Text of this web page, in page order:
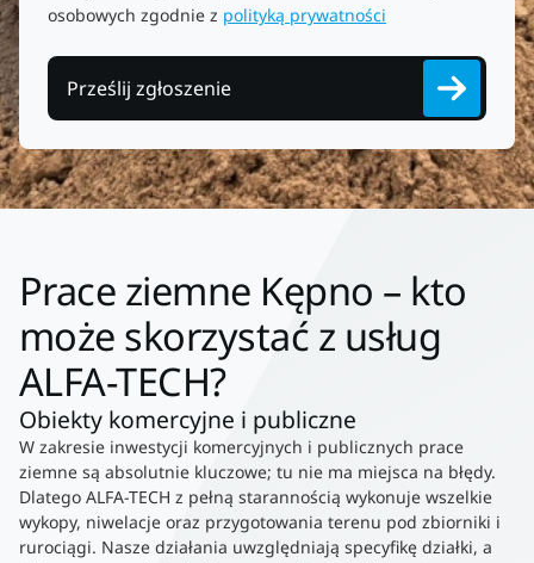
osobowych zgodnie z polityką prywatności
Prześlij zgłoszenie
Prace ziemne Kępno – kto
może skorzystać z usług
ALFA-TECH?
Obiekty komercyjne i publiczne
W zakresie inwestycji komercyjnych i publicznych prace
ziemne są absolutnie kluczowe; tu nie ma miejsca na błędy.
Dlatego ALFA-TECH z pełną starannością wykonuje wszelkie
wykopy, niwelacje oraz przygotowania terenu pod zbiorniki i
rurociągi. Nasze działania uwzględniają specyfikę działki, a